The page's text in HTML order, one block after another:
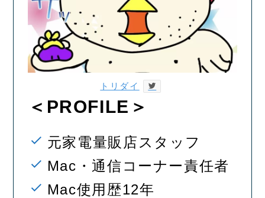
トリダイ
＜PROFILE＞
元家電量販店スタッフ
Mac・通信コーナー責任者
Mac使用歴12年